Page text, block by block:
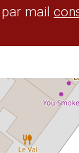
mail